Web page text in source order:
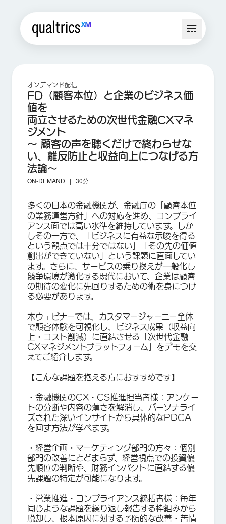
オンデマンド配信
FD（顧客本位）と企業のビジネス価
値を
両立させるための次世代金融CXマネ
ジメント
〜 顧客の声を聴くだけで終わらせな
い、離反防止と収益向上につなげる方
法論〜
ON-DEMAND | 30分
多くの日本の金融機関が、金融庁の「顧客本位
の業務運営方針」への対応を進め、コンプライ
アンス面では高い水準を維持しています。しか
しその一方で、「ビジネスに有益な示唆を得る
という観点では十分ではない」「その先の価値
創出ができていない」という課題に直面してい
ます。さらに、サービスの乗り換えが一般化し
競争環境が激化する現代において、企業は顧客
の期待の変化に先回りするための術を身につけ
る必要があります。
本ウェビナーでは、カスタマージャーニー全体
で顧客体験を可視化し、ビジネス成果（収益向
上・コスト削減）に直結させる「次世代金融
CXマネジメントプラットフォーム」をデモを交
えてご紹介します。
【こんな課題を抱える方におすすめです】
・ 金融機関のCX・CS推進担当者様 ：アンケー
トの分断や内容の薄さを解消し、パーソナライ
ズされた深いインサイトから具体的なPDCA
を回す方法が学べます。
・ 経営企画・マーケティング部門の方々 ：個別
部門の改善にとどまらず、経営視点での投資優
先順位の判断や、財務インパクトに直結する優
先課題の特定が可能になります。
・ 営業推進・コンプライアンス統括者様 ：毎年
同じような課題を繰り返し報告する枠組みから
脱却し、根本原因に対する予防的な改善・苦情